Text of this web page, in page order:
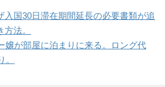
入国30日滞在期間延長の必要書類が追
法。
嬢が部屋に泊まりに来る。ロング代
。